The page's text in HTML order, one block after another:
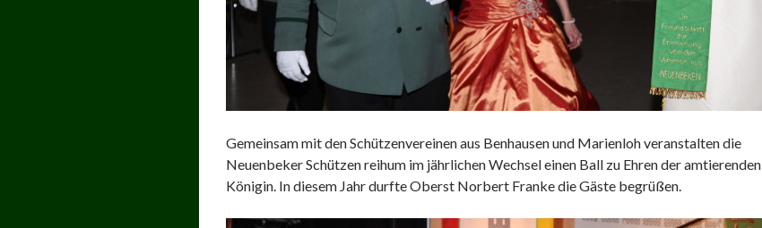
Gemeinsam mit den Schützenvereinen aus Benhausen und Marienloh veranstalten die
Neuenbeker Schützen reihum im jährlichen Wechsel einen Ball zu Ehren der amtierenden
Königin. In diesem Jahr durfte Oberst Norbert Franke die Gäste begrüßen.